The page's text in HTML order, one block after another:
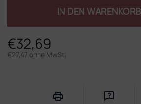
€32,69
€27,47 ohne MwSt.
IN DEN WARENKORB